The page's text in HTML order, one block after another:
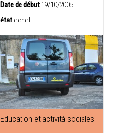
Date de début 19/10/2005
état conclu
Education et actività sociales